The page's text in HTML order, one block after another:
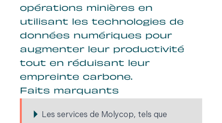
opérations minières en
utilisant les technologies de
données numériques pour
augmenter leur productivité
tout en réduisant leur
empreinte carbone.
Faits marquants
Les services de Molycop, tels que